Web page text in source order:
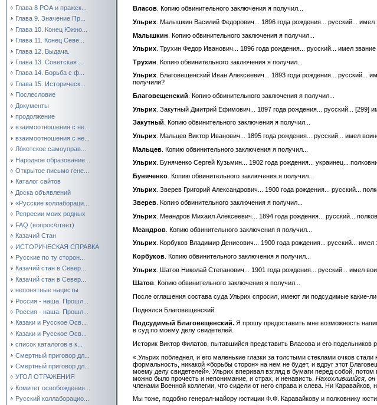
Глава 8 РОА и пражск...
Глава 9. Значение Пр...
Глава 10. Конец Южно...
Глава 11. Конец Севе...
Глава 12. Выдача.
Глава 13. Советская ...
Глава 14. Борьба с ф...
Глава 15. Историческ...
Послесловие
Документы
продолжение
взаимоотношения с не...
взаимоотношения с не...
Ло́котское самоуправ...
Народное образование...
Открытое письмо гене...
Каталог сайтов
Доска объявлений
«Русские коллабораци...
Репресии моих родных
FAQ (вопрос/ответ)
Казачий Стан
ИСТОРИЧЕСКАЯ СПРАВКА
Русские по ту сторон...
Казачий стан в Север...
Казачий стан в Север...
непонятные нацисты
Россия - наша. Прошл...
Россия - наша. Прошл...
Казаки и Русское Осв...
Казаки и Русское Осв...
список каталогов в к...
Смертный приговор дл...
Смертный приговор дл...
УГОЛ ОТРАЖЕНИЯ
Комитет освобождения...
Русский коллаборацио...
Власов . Копию обвинительного заключения я получил...
Ульрих . Малышкин Василий Федорович... 1896 года рождения... русский...
Малышкин . Копию обвинительного заключения я получил...
Ульрих . Трухин Федор Иванович... 1896 года рождения... русский... имел
Трухин . Копию обвинительного заключения я получил...
Ульрих. Благовещенский Иван Алексеевич... 1893 года рождения... русский...
получили?
Благовещенский . Копию обвинительного заключения я получил...
Ульрих . Закутный Дмитрий Ефимович... 1897 года рождения... русский... [299]
Закутный. Копию обвинительного заключения я получил...
Ульрих . Мальцев Виктор Иванович... 1895 года рождения... русский... имел
Мальцев . Копию обвинительного заключения я получил...
Ульрих. Буняченко Сергей Кузьмин... 1902 года рождения... украинец...
Буняченко . Копию обвинительного заключения я получил...
Ульрих . Зверев Григорий Александрович... 1900 года рождения... русский...
Зверев . Копию обвинительного заключения я получил...
Ульрих . Меандров Михаил Алексеевич... 1894 года рождения... русский...
Меандров . Копию обвинительного заключения я получил...
Ульрих . Корбуков Владимир Денисович... 1900 года рождения... русский...
Корбуков . Копию обвинительного заключения я получил...
Ульрих . Шатов Николай Степанович... 1901 года рождения... русский... имел
Шатов . Копию обвинительного заключения я получил...
После оглашения состава суда Ульрих спросил, имеют ли подсудимые какие-
Поднялся Благовещенский.
Подсудимый Благовещенский. Я прошу предоставить мне возможность
в суд по моему делу свидетелей.
Историк Виктор Филатов, пытавшийся представить Власова и его
«.Ульрих побледнел, и его маленькие глазки за толстыми стеклами очков
формальность, никакой «борьбы сторон» на нем не будет, и вдруг этот
моему делу свидетелей». Ульрих вперивал взгляд в бумаги перед собой,
можно было прочесть и непонимание, и страх, и ненависть. Нахохлившийся, он
членами Военной коллегии, что сидели от него справа и слева. Ни
Мы тоже, подобно генерал-майору юстиции Ф.Ф. Каравайкову и полковнику